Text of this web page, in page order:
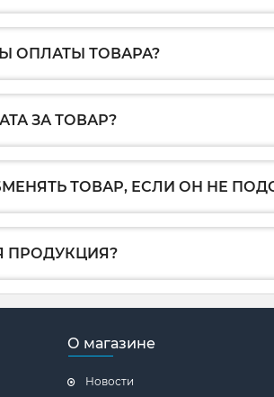
ОПЛАТЫ ТОВАРА?
ЗА ТОВАР?
ТОВАР, ЕСЛИ ОН НЕ
ПРОДУКЦИЯ?
О магазине
Новости